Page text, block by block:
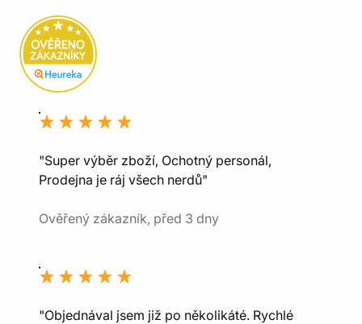
"Super výběr zboží, Ochotný personál,
Prodejna je ráj všech nerdů"
Ověřený zákazník, před 3 dny
"Objednával jsem již po několikáté. Rychlé